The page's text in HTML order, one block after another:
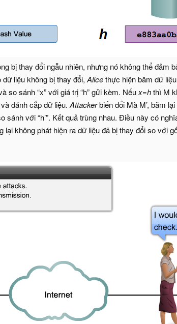
bị thay đổi ngẫu nhiên, nhưng nó không thể đảm
liệu không bị thay đổi, Alicethực hiện băm dữ liệu
so sánh “x” với giá trị “h” gửi kèm. Nếux=hthì M
và đánh cắp dữ liệu. Attackerbiến đổi Mà M’, băm
sánh với “h’”. Kết quả trùng nhau. Điều này có
lại không phát hiện ra dữ liệu đã bị thay đổi so với